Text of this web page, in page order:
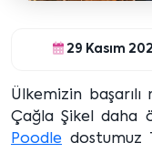
29 Kasım
Ülkemizin
Çağla Şikel daha
Poodle dostumuz